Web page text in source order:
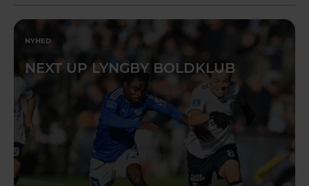
NYHED
NEXT UP LYNGBY BOLDKLUB